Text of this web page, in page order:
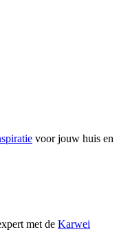
voor jouw huis en
met de Karwei